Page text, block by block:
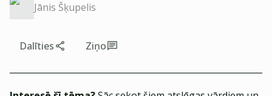
Jānis Šķupelis
Dalīties Ziņo